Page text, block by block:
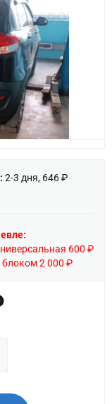
2-3 дня, 646 ₽
600 ₽
блоком 2 000 ₽